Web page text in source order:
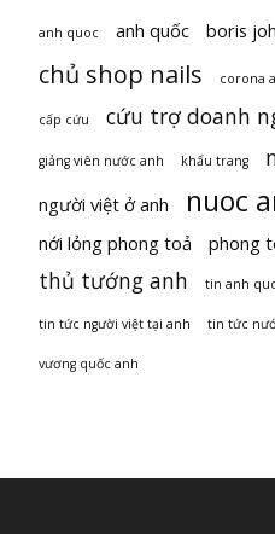
anh quoc anh quốc boris
chủ shop nails corona
cấp cứu cứu trợ doanh
giảng viên nước anh khẩu trang
người việt ở anh nuoc
nới lỏng phong toả phong
thủ tướng anh
tin anh
tin tức người việt tại anh tin tức
vương quốc anh